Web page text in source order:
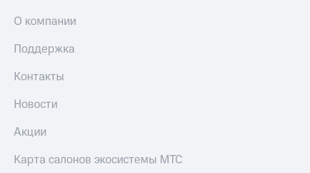
О компании
Поддержка
Контакты
Новости
Акции
Карта салонов экосистемы МТС